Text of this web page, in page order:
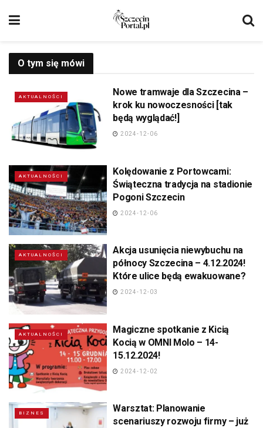
O tym się mówi
AKTUALNOŚCI
Nowe tramwaje dla Szczecina –
krok ku nowoczesności [tak
będą wyglądać!]
2024-12-06
AKTUALNOŚCI
Kolędowanie z Portowcami:
Świąteczna tradycja na stadionie
Pogoni Szczecin
2024-12-06
AKTUALNOŚCI
Akcja usunięcia niewybuchu na
północy Szczecina – 4.12.2024!
Które ulice będą ewakuowane?
2024-12-03
AKTUALNOŚCI
Magiczne spotkanie z Kicią
Kocią w OMNI Molo – 14-
15.12.2024!
2024-12-02
BIZNES
Warsztat: Planowanie
scenariuszy rozwoju firmy – już